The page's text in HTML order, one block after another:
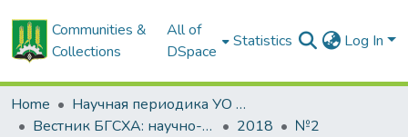
Communities &
Collections
All of
DSpace
Statistics Log In
Home
Научная периодика УО БГСХА
Вестник БГСХА: научно-методический журнал Белорусской государственной сельскохозяйственной академии
2018
№2